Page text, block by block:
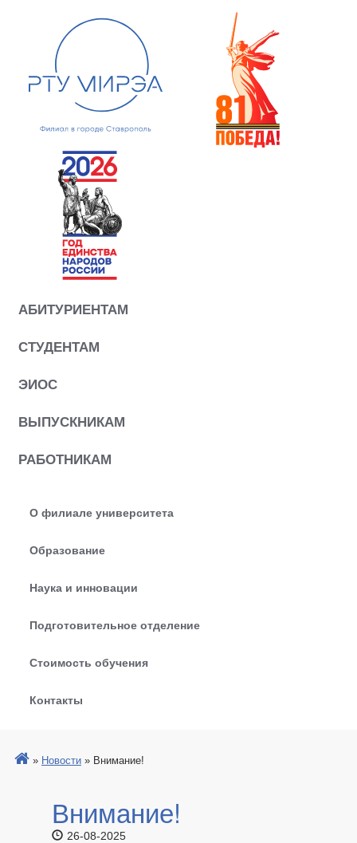
АБИТУРИЕНТАМ
СТУДЕНТАМ
ЭИОС
ВЫПУСКНИКАМ
РАБОТНИКАМ
О филиале университета
Образование
Наука и инновации
Подготовительное отделение
Стоимость обучения
Контакты
» Новости » Внимание!
Внимание!
26-08-2025